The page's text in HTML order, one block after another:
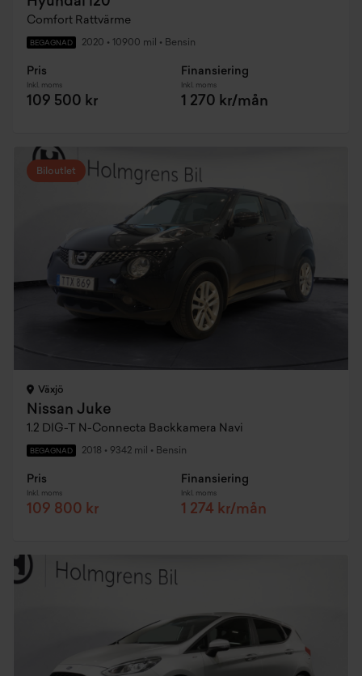
Comfort Rattvärme
BEGAGNAD 2020 • 10900 mil • Bensin
Pris
Inkl. moms
109 500 kr
Finansiering
Inkl. moms
1 270 kr/mån
Biloutlet
Växjö
Nissan Juke
1.2 DIG-T N-Connecta Backkamera Navi
BEGAGNAD 2018 • 9342 mil • Bensin
Pris
Inkl. moms
109 800 kr
Finansiering
Inkl. moms
1 274 kr/mån